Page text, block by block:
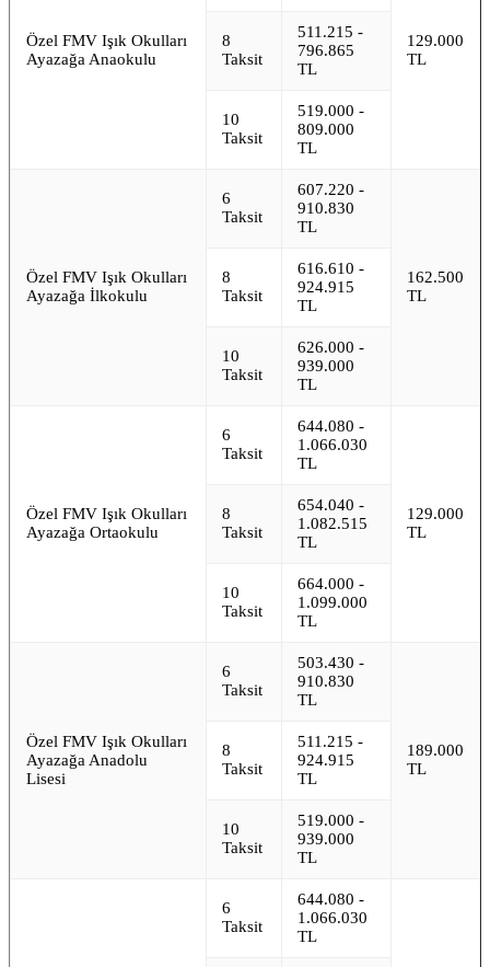
Özel FMV Işık Okulları
Ayazağa Anaokulu
129.000
TL
8
Taksit
511.215 -
796.865
TL
10
Taksit
519.000 -
809.000
TL
Özel FMV Işık Okulları
Ayazağa İlkokulu
6
Taksit
607.220 -
910.830
TL
162.500
TL
8
Taksit
616.610 -
924.915
TL
10
Taksit
626.000 -
939.000
TL
Özel FMV Işık Okulları
Ayazağa Ortaokulu
6
Taksit
644.080 -
1.066.030
TL
129.000
TL
8
Taksit
654.040 -
1.082.515
TL
10
Taksit
664.000 -
1.099.000
TL
Özel FMV Işık Okulları
Ayazağa Anadolu
Lisesi
6
Taksit
503.430 -
910.830
TL
189.000
TL
8
Taksit
511.215 -
924.915
TL
10
Taksit
519.000 -
939.000
TL
6
Taksit
644.080 -
1.066.030
TL